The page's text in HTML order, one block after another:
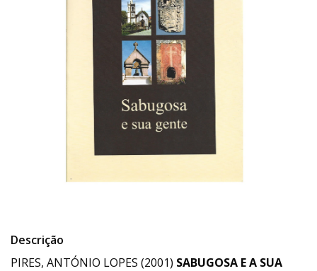
Descrição
PIRES, ANTÓNIO LOPES (2001) SABUGOSA E A SUA